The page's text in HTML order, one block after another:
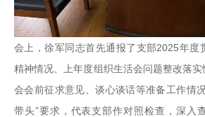
会上，徐军同志首先通报了支部2025年度
精神情况、上年度组织生活会问题整改落
会会前征求意见、谈心谈话等准备工作情
带头”要求，代表支部作对照检查，深入